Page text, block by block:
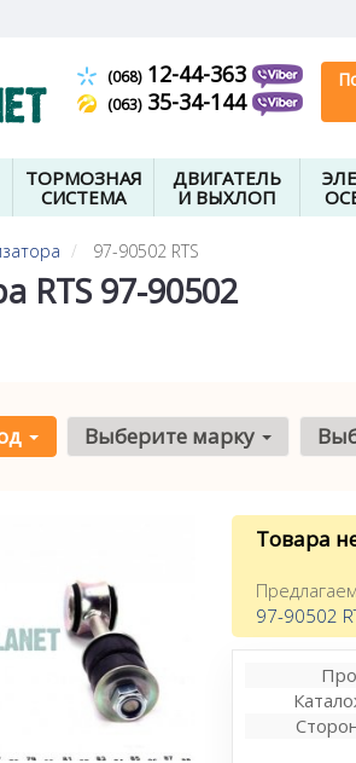
(068)12-44-363
(063)35-34-144
ТОРМОЗНАЯ
СИСТЕМА
ДВИГАТЕЛЬ
И ВЫХЛОП
97-90502 RTS
RTS 97-90502
Выберите марку
Товара
97-90502